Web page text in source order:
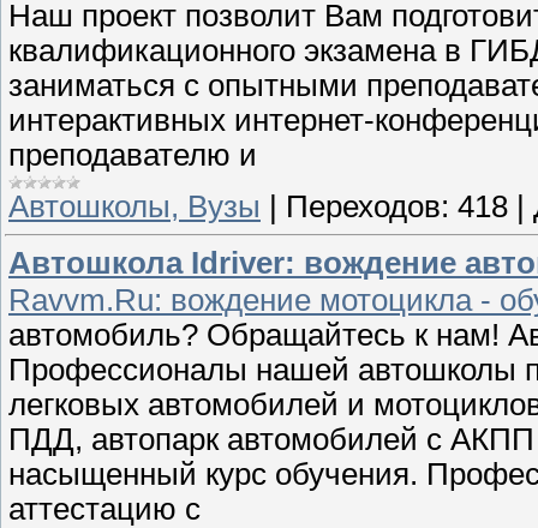
Наш проект позволит Вам
квалификационного экзамена в
заниматься с опытными
интерактивных интернет-
преподавателю и
Автошколы, Вузы | Переходов: 418 |
Автошкола Idriver: вождение
Ravvm.Ru: вождение мотоцикла -
автомобиль? Обращайтесь к нам!
Профессионалы нашей автошколы
легковых автомобилей и
ПДД, автопарк автомобилей с
насыщенный курс обучения.
аттестацию с